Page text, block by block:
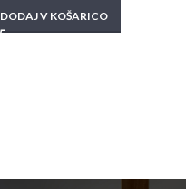
DODAJ V KOŠARICO